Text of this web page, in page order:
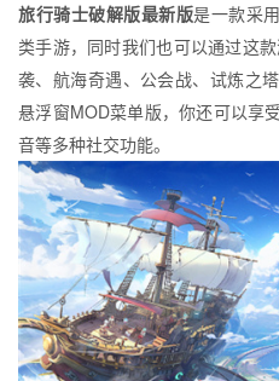
旅行骑士破解版最新版是一款采
类手游，同时我们也可以通过这
袭、航海奇遇、公会战、试炼之
悬浮窗MOD菜单版，你还可以享
音等多种社交功能。